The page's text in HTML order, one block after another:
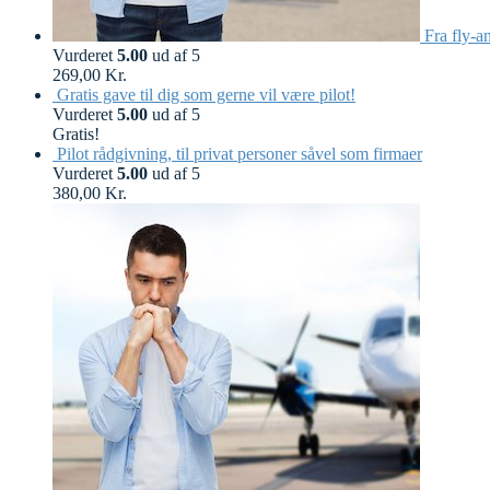
Fra fly-
Vurderet5.00 ud af 5
269,00 Kr.
Gratis gave til dig som gerne vil være pilot!
Vurderet5.00 ud af 5
Gratis!
Pilot rådgivning, til privat personer såvel som firmaer
Vurderet5.00 ud af 5
380,00 Kr.